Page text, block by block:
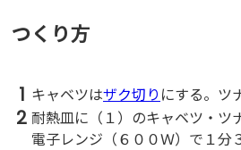
つくり方
1 キャベツはザク切り にする。ツ
2 耐熱皿に（１）のキャベツ・ツ
電子レンジ（６００Ｗ）で１分